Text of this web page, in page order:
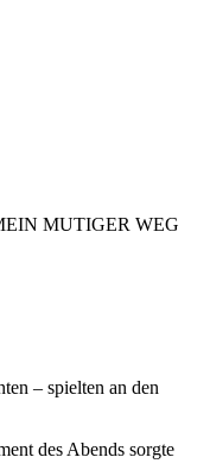
MEIN MUTIGER WEG
– spielten an den
des Abends sorgte